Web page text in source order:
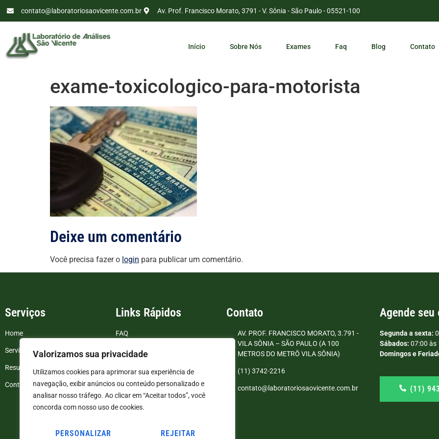
Valorizamos sua privacidade
Utilizamos cookies para aprimorar sua experiência de
navegação, exibir anúncios ou conteúdo personalizado e
analisar nosso tráfego. Ao clicar em “Aceitar todos”, você
concorda com nosso uso de cookies.
PERSONALIZAR REJEITAR
contato@laboratoriosaovicente.com.br Av. Prof. Francisco Morato, 3791 - V. Sônia - São Paulo - 05521-100
Início Sobre Nós Exames Faq Blog Contato
exame-toxicologico-para-motorista
Deixe um comentário
Você precisa fazer o login para publicar um comentário.
Serviços
Home
Serviços
Resultados de exames
Contato
Links Rápidos
FAQ
Blog
Politica de Privacidade
Termos e Condições
Contato
AV. PROF. FRANCISCO MORATO, 3.791 -
VILA SÔNIA – SÃO PAULO (A 100
METROS DO METRÔ VILA SÔNIA)
(11) 3742-2216
contato@laboratoriosaovicente.com.br
Agende seu
Segunda a sexta:
Sábados: 07:00 às
Domingos e
(11)